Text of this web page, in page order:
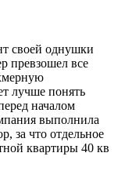
своей однушки
превзошел все
лучше понять
началом
выполнила
за что отдельное
квартиры 40 кв